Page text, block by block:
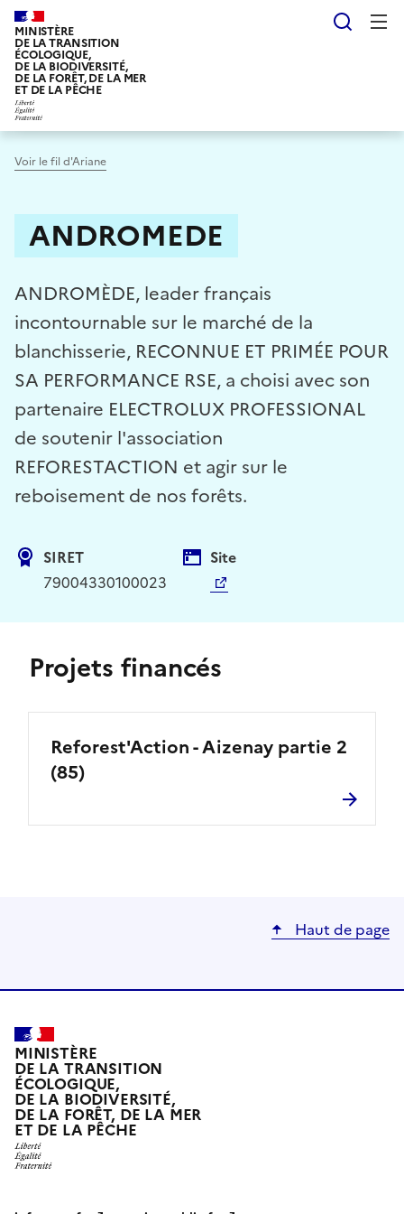
Aller
au
contenu
principal
MINISTÈRE
DE LA TRANSITION
ÉCOLOGIQUE,
DE LA BIODIVERSITÉ,
DE LA FORÊT, DE LA MER
ET DE LA PÊCHE
Voir le fil d'Ariane
ANDROMEDE
ANDROMÈDE, leader français
incontournable sur le marché de la
blanchisserie, RECONNUE ET PRIMÉE POUR
SA PERFORMANCE RSE, a choisi avec son
partenaire ELECTROLUX PROFESSIONAL
de soutenir l'association
REFORESTACTION et agir sur le
reboisement de nos forêts.
SIRET
79004330100023
Site
Projets financés
Reforest'Action - Aizenay partie 2
(85)
Haut de page
MINISTÈRE
DE LA TRANSITION
ÉCOLOGIQUE,
DE LA BIODIVERSITÉ,
DE LA FORÊT, DE LA MER
ET DE LA PÊCHE